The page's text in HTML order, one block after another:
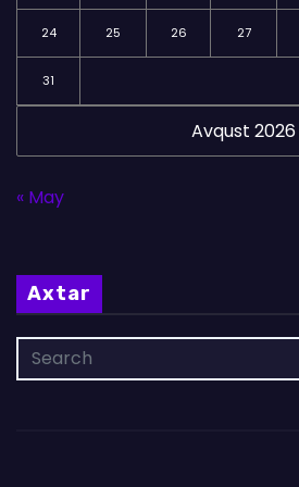
Avqust 2026
24 25 26 27
31
« May
Axtar